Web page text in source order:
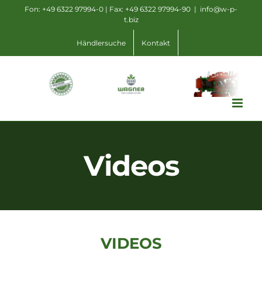
Fon: +49 6322 97994-0 | Fax: +49 6322 97994-90 | info@w-p-
t.biz
Händlersuche Kontakt
Videos
VIDEOS